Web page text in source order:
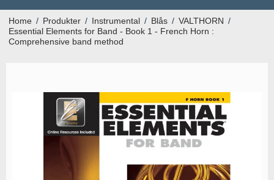
Home / Produkter / Instrumental / Blås / VALTHORN /
Essential Elements for Band - Book 1 - French Horn :
Comprehensive band method